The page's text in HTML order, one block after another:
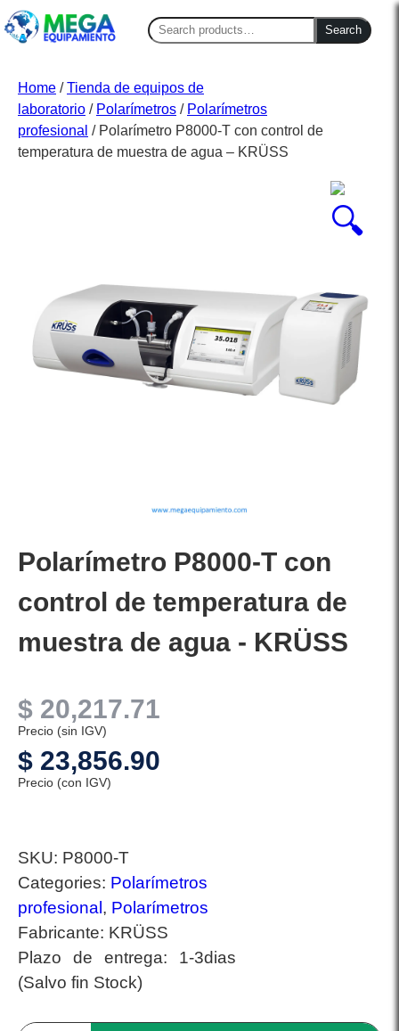
Search
for:
Search
Home /Tienda de equipos de
laboratorio / Polarímetros / Polarímetros
profesional / Polarímetro P8000-T con control de
temperatura de muestra de agua – KRÜSS
Polarímetro P8000-T con
control de temperatura de
muestra de agua - KRÜSS
$ 20,217.71
Precio (sin IGV)
$ 23,856.90
Precio (con IGV)
SKU: P8000-T
Categories: Polarímetros
profesional , Polarímetros
Fabricante: KRÜSS
Plazo de entrega: 1-3dias
(Salvo fin Stock)